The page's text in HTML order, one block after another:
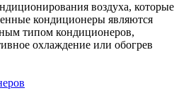
воздуха, которые
кондиционеры являются
типом кондиционеров,
охлаждение или обогрев